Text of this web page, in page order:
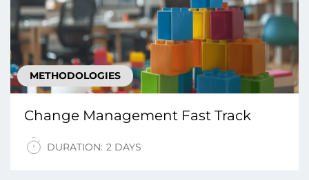
METHODOLOGIES
Change Management Fast Track
DURATION: 2 DAYS